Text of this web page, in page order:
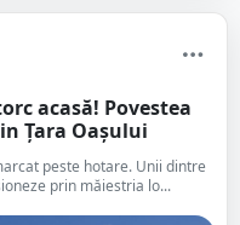
acasă! Povestea
Țara Oașului
peste hotare. Unii dintre
prin măiestria lo...